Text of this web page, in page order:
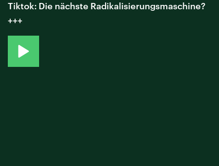
Tiktok: Die nächste Radikalisierungsmaschine?
+++